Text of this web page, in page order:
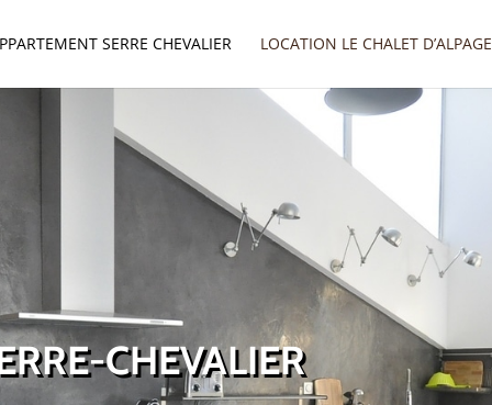
SERRE CHEVALIER LOCATION LE CHALET D’ALPAGE
CHEVALIER